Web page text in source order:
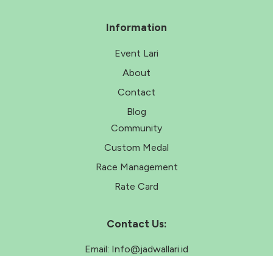
Information
Event Lari
About
Contact
Blog
Community
Custom Medal
Race Management
Rate Card
Contact Us:
Email: Info@jadwallari.id